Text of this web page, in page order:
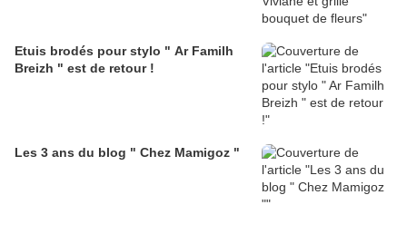
Etuis brodés pour stylo " Ar Familh
Breizh " est de retour !
Les 3 ans du blog " Chez Mamigoz "